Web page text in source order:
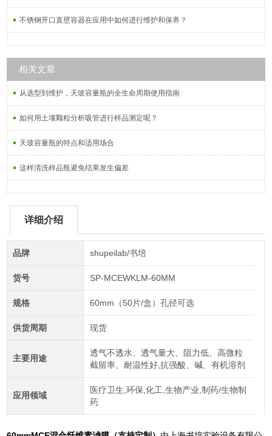
不锈钢开口直壁容器在应用中如何进行维护和保养？
相关文章
从选型到维护，天玻容量瓶的全生命周期使用指南
如何用土壤颗粒分析吸管进行样品测定呢？
天玻容量瓶的特点和适用场合
这样清洗样品瓶避免结果发生偏差
详细介绍
品牌 shupeilab/书培
货号 SP-MCEWKLM-60MM
规格 60mm（50片/盒）孔径可选
供货周期 现货
主要用途
透气不透水、透气量大、阻力低、高微粒
截留率、耐温性好,抗强酸、碱、有机溶剂
应用领域
医疗卫生,环保,化工,生物产业,制药/生物制
药